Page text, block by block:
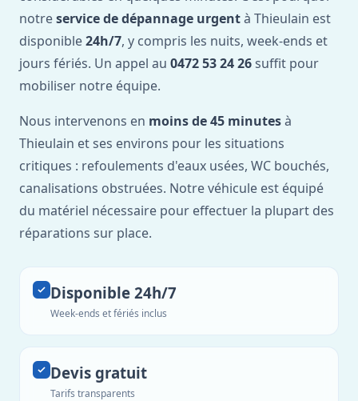
notreservice de dépannage urgentà Thieulain est
disponible24h/7, y compris les nuits, week-ends et
jours fériés. Un appel au 0472 53 24 26 suffit pour
mobiliser notre équipe.
Nous intervenons en moins de 45 minutesà
Thieulain et ses environs pour les situations
critiques : refoulements d'eaux usées, WC bouchés,
canalisations obstruées. Notre véhicule est équipé
du matériel nécessaire pour effectuer la plupart des
réparations sur place.
Disponible 24h/7
Week-ends et fériés inclus
Devis gratuit
Tarifs transparents